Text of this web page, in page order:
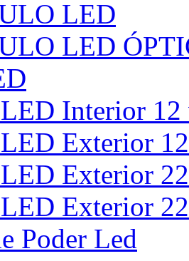
LED
LED
Interior
Exterior
Exterior
Exterior
Poder Led